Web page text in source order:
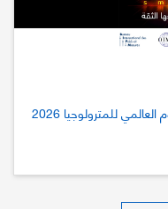
للمترولوجيا 2026